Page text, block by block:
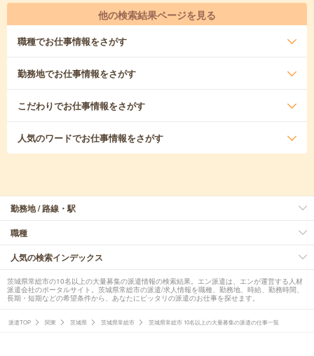
他の検索結果ページを見る
職種でお仕事情報をさがす
勤務地でお仕事情報をさがす
こだわりでお仕事情報をさがす
人気のワードでお仕事情報をさがす
勤務地 / 路線・駅
職種
人気の検索インデックス
茨城県常総市の10名以上の大量募集の派遣情報の検索結果。エン派遣は、エンが運営する人材
派遣会社のポータルサイト。茨城県常総市の派遣/求人情報を職種、勤務地、時給、勤務時間、
長期・短期などの希望条件から、あなたにピッタリの派遣のお仕事を探せます。
派遣TOP 関東 茨城県 茨城県常総市 茨城県常総市 10名以上の大量募集の派遣の仕事一覧